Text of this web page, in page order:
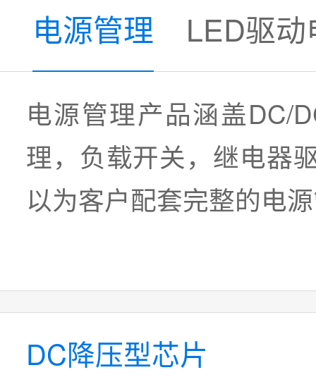
电源管理 LED驱
电源管理产品涵盖DC/
理，负载开关，继电器
以为客户配套完整的电
DC降压型芯片